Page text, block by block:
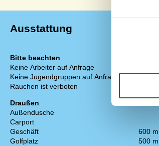
Ausstattung
Bitte beachten
Keine Arbeiter auf Anfrage
Keine Jugendgruppen auf Anfrage
Rauchen ist verboten
Draußen
Außendusche
Carport
Geschäft
600 m
Golfplatz
500 m